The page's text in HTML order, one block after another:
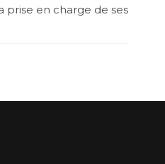
prise en charge de ses